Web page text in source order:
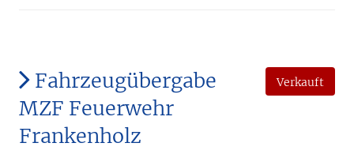
Verkauft
Fahrzeugübergabe
MZF Feuerwehr
Frankenholz